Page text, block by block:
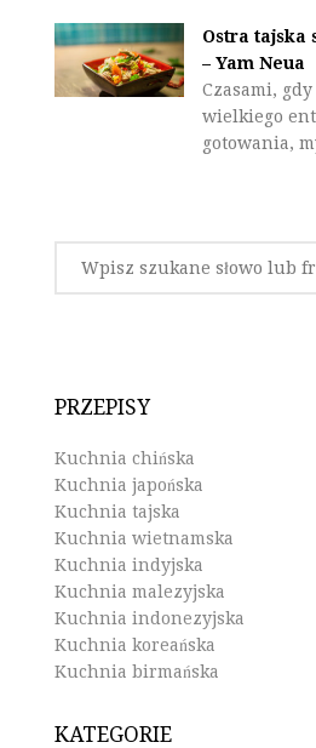
Ostra tajska
– Yam Neua
Czasami,
wielkiego
gotowania,
PRZEPISY
Kuchnia chińska
Kuchnia japońska
Kuchnia tajska
Kuchnia wietnamska
Kuchnia indyjska
Kuchnia malezyjska
Kuchnia indonezyjska
Kuchnia koreańska
Kuchnia birmańska
KATEGORIE